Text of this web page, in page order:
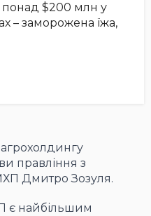
понад $200 млн у
– заморожена їжа,
правління з
Дмитро Зозуля.
є найбільшим